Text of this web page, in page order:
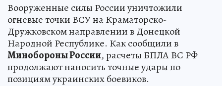
Вооруженные силы России уничтожили
огневые точки ВСУ на Краматорско-
Дружковском направлении в Донецкой
Народной Республике. Как сообщили в
Минобороны России, расчеты БПЛА ВС РФ
продолжают наносить точные удары по
позициям украинских боевиков.